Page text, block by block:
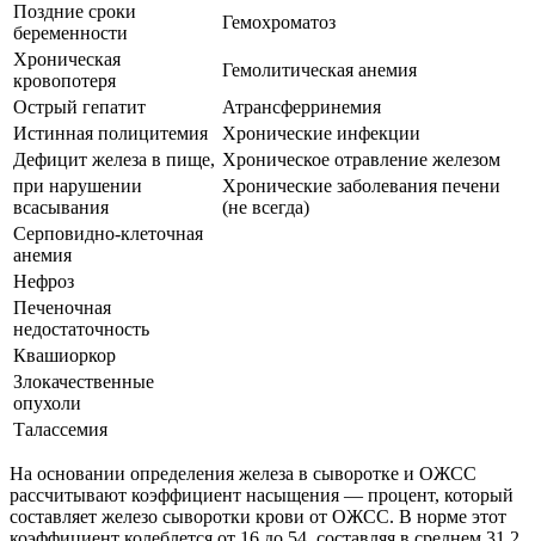
Поздние сроки
беременности
Гемохроматоз
Хроническая
кровопотеря
Гемолитическая анемия
Острый гепатит
Атрансферринемия
Истинная полицитемия
Хронические инфекции
Дефицит железа в пище, Хроническое отравление железом
при нарушении
всасывания
Хронические заболевания печени
(не всегда)
Серповидно-клеточная
анемия
Нефроз
Печеночная
недостаточность
Квашиоркор
Злокачественные
опухоли
Талассемия
На основании определения железа в сыворотке и ОЖСС
рассчитывают коэффициент насыщения — процент, который
составляет железо сыворотки крови от ОЖСС. В норме этот